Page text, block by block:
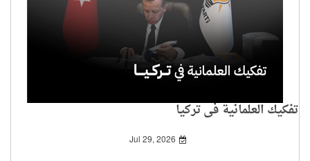
تفكيك العلمانية في تركيا
Jul 29, 2026